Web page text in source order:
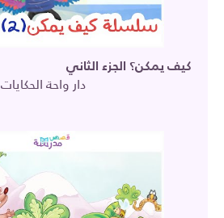
كيف يمكن؟ الجزء الثاني
دار واحة الحكايات